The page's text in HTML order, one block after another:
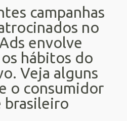
campanhas
no
envolve
hábitos do
Veja alguns
o consumidor
brasileiro